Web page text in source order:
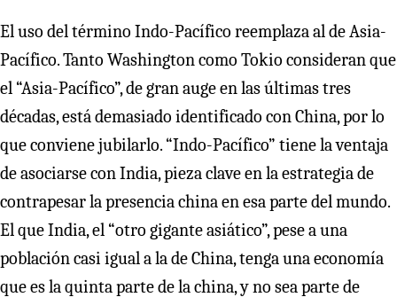
El uso del término Indo-Pacífico reemplaza al de Asia-
Pacífico. Tanto Washington como Tokio consideran que
el “Asia-Pacífico”, de gran auge en las últimas tres
décadas, está demasiado identificado con China, por lo
que conviene jubilarlo. “Indo-Pacífico” tiene la ventaja
de asociarse con India, pieza clave en la estrategia de
contrapesar la presencia china en esa parte del mundo.
El que India, el “otro gigante asiático”, pese a una
población casi igual a la de China, tenga una economía
que es la quinta parte de la china, y no sea parte de